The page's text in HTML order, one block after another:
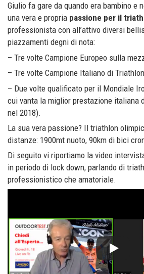
Giulio fa gare da quando era bambino e
una vera e propria passione per il
professionista con all’attivo diversi
piazzamenti degni di nota:
– Tre volte Campione Europeo sulla
– Tre volte Campione Italiano di
– Due volte qualificato per il Mondiale
cui vanta la miglior prestazione italiana
nel 2018).
La sua vera passione? Il triathlon
distanze: 1900mt nuoto, 90km di bici
Di seguito vi riportiamo la video
in periodo di lock down, parlando di
professionistico che amatoriale.